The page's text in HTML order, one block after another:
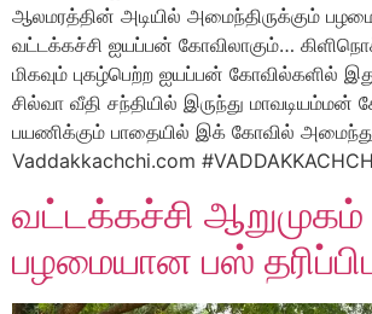
ஆலமரத்தின் அடியில் அமைந்திருக்கும்
வட்டக்கச்சி ஐயப்பன் கோவிலாகும்…
மிகவும் புகழ்பெற்ற ஐயப்பன் கோவில்களில்
சில்வா வீதி சந்தியில் இருந்து மாவடியம்மன்
பயணிக்கும் பாதையில் இக் கோவில்
Vaddakkachchi.com
வட்டக்கச்சி ஆறுமுகம்
பழமையான பஸ்